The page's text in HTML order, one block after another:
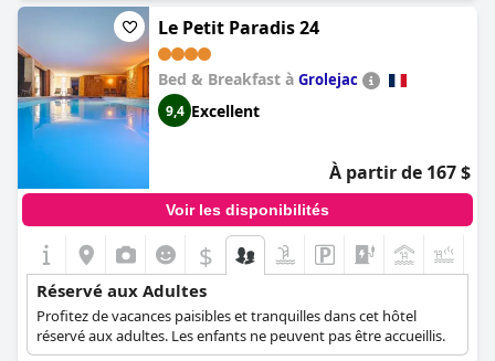
Le Petit Paradis 24
Bed & Breakfast à Grolejac
9,4 Excellent
À partir de 167 $
Voir les disponibilités
$
Réservé aux Adultes
Profitez de vacances paisibles et tranquilles dans cet hôtel
réservé aux adultes. Les enfants ne peuvent pas être accueillis.